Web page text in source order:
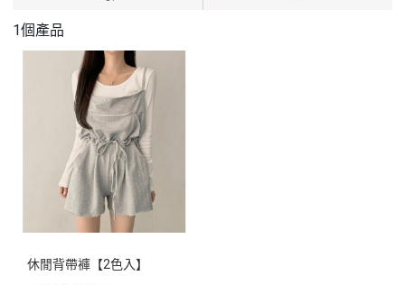
1個產品
休閒背帶褲【2色入】